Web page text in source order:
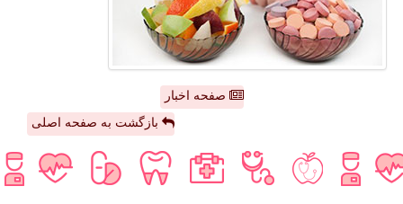
صفحه اخبار
بازگشت به صفحه اصلی